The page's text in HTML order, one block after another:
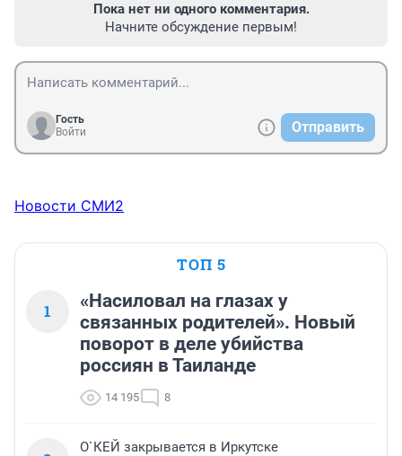
Пока нет ни одного комментария.
Начните обсуждение первым!
Гость
Войти
Отправить
Новости СМИ2
ТОП 5
1
«Насиловал на глазах у
связанных родителей». Новый
поворот в деле убийства
россиян в Таиланде
14 195 8
О`КЕЙ закрывается в Иркутске